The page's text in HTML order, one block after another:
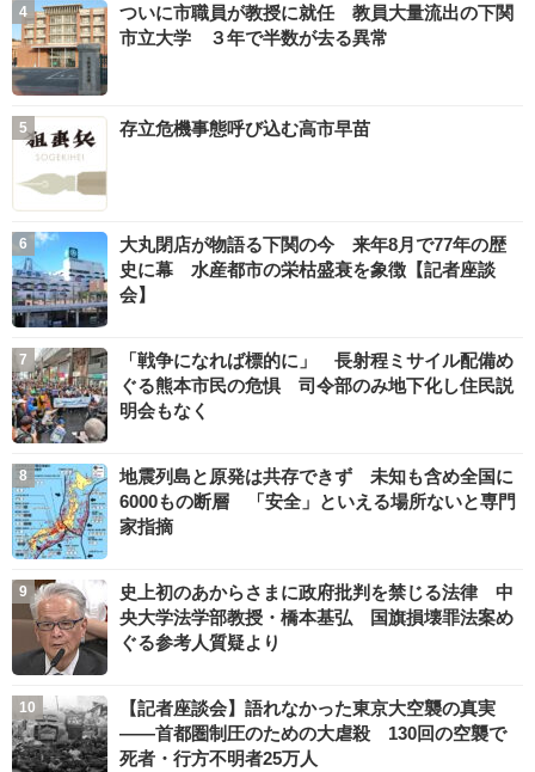
ついに市職員が教授に就任 教員大量流出の下関
市立大学 ３年で半数が去る異常
存立危機事態呼び込む高市早苗
大丸閉店が物語る下関の今 来年8月で77年の歴
史に幕 水産都市の栄枯盛衰を象徴【記者座談
会】
「戦争になれば標的に」 長射程ミサイル配備め
ぐる熊本市民の危惧 司令部のみ地下化し住民説
明会もなく
地震列島と原発は共存できず 未知も含め全国に
6000もの断層 「安全」といえる場所ないと専門
家指摘
史上初のあからさまに政府批判を禁じる法律 中
央大学法学部教授・橋本基弘 国旗損壊罪法案め
ぐる参考人質疑より
【記者座談会】語れなかった東京大空襲の真実
――首都圏制圧のための大虐殺 130回の空襲で
死者・行方不明者25万人